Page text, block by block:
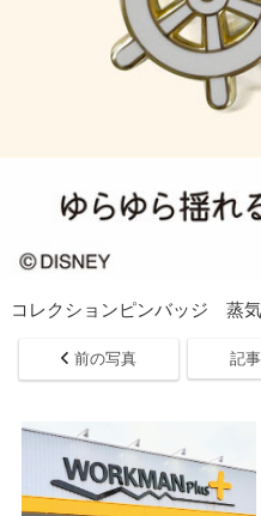
コレクションピンバッジ 蒸
前の写真 記